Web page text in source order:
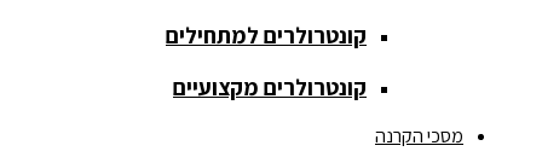
שקועים
סאבים
קונטרולרים למתחילים
קונטרולרים מקצועיים
מסכי הקרנה